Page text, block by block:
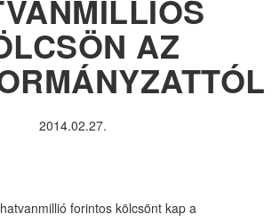
AZ
2014.02.27.
forintos kölcsönt kap a